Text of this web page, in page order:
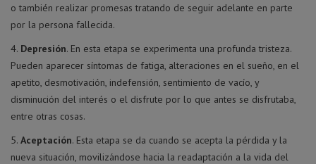
o también realizar promesas tratando de seguir adelante en parte
por la persona fallecida.
Depresión. En esta etapa se experimenta una profunda tristeza.
Pueden aparecer síntomas de fatiga, alteraciones en el sueño, en el
apetito, desmotivación, indefensión, sentimiento de vacío, y
disminución del interés o el disfrute por lo que antes se disfrutaba,
entre otras cosas.
Aceptación. Esta etapa se da cuando se acepta la pérdida y la
nueva situación, movilizándose hacia la readaptación a la vida del